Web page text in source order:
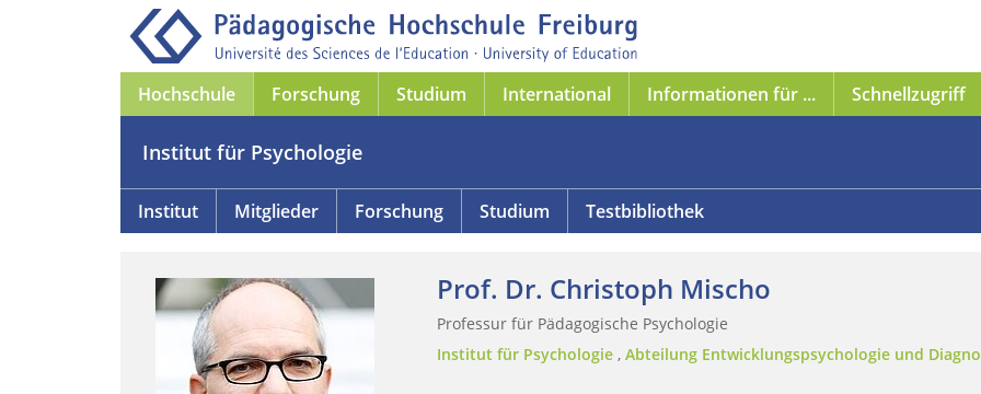
Hochschule Forschung Studium International Informationen für ... Schnellzugriff
Institut für Psychologie
Institut Mitglieder Forschung Studium Testbibliothek
Prof. Dr. Christoph Mischo
Professur für Pädagogische Psychologie
Institut für Psychologie , Abteilung Entwicklungspsychologie und